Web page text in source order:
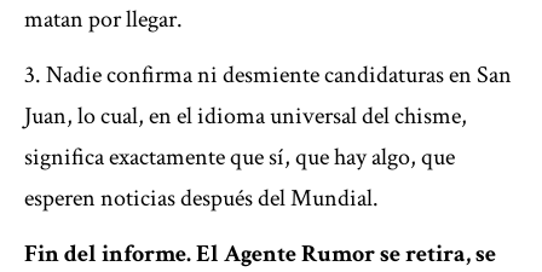
matan por llegar.
Nadie confirma ni desmiente candidaturas en San
Juan, lo cual, en el idioma universal del chisme,
significa exactamente que sí, que hay algo, que
esperen noticias después del Mundial.
Fin del informe. El Agente Rumor se retira, se